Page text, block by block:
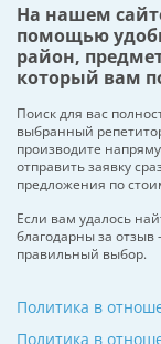
На нашем
помощью
район,
который вам
Поиск для вас
выбранный
производите
отправить заявку
предложения по
Если вам удалось
благодарны за отзыв
правильный выбор.
Политика в
Политика в